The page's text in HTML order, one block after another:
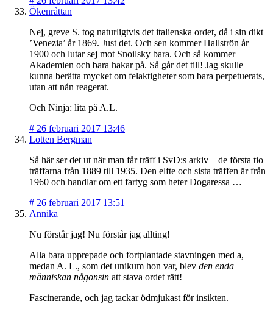
Ökenråttan
Nej, greve S. tog naturligtvis det italienska ordet, då i sin dikt
’Venezia’ år 1869. Just det. Och sen kommer Hallströn år
1900 och lutar sej mot Snoilsky bara. Och så kommer
Akademien och bara hakar på. Så går det till! Jag skulle
kunna berätta mycket om felaktigheter som bara perpetuerats,
utan att nån reagerat.
Och Ninja: lita på A.L.
# 26 februari 2017 13:46
Lotten Bergman
Så här ser det ut när man får träff i SvD:s arkiv – de första tio
träffarna från 1889 till 1935. Den elfte och sista träffen är från
1960 och handlar om ett fartyg som heter Dogaressa …
# 26 februari 2017 13:51
Annika
Nu förstår jag! Nu förstår jag allting!
Alla bara upprepade och fortplantade stavningen med a,
medan A. L., som det unikum hon var, blev den enda
människan någonsin att stava ordet rätt!
Fascinerande, och jag tackar ödmjukast för insikten.